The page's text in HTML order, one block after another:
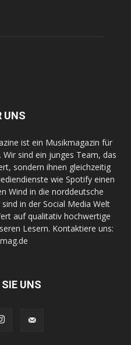
UNS
ist ein Musikmagazin für
sind ein junges Team, das
sondern ihnen gleichzeitig
wie Spotify einen
Wind in die norddeutsche
in der Social Media Welt
auf qualitativ hochwertige
Lesern. Kontaktiere uns:
UNS